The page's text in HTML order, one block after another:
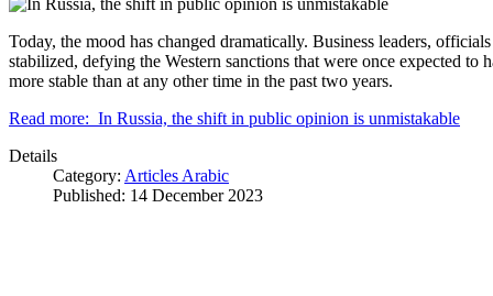
Today, the mood has changed dramatically. Business leaders,
stabilized, defying the Western sanctions that were once expected to
more stable than at any other time in the past two years.
Read more: In Russia, the shift in public opinion is unmistakable
Details
Category: Articles Arabic
Published: 14 December 2023